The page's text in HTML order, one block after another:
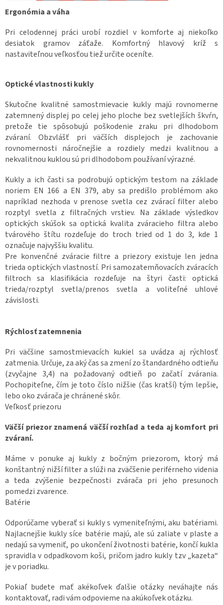
Ergonómia a váha
Pri celodennej práci urobí rozdiel v komforte aj niekoľko
desiatok gramov záťaže. Komfortný hlavový kríž s
nastaviteľnou veľkosťou tiež určite oceníte.
Optické vlastnosti kukly
Skutočne kvalitné samostmievacie kukly majú rovnomerne
zatemnený displej po celej jeho ploche bez svetlejších škvŕn,
pretože tie spôsobujú poškodenie zraku pri dlhodobom
zváraní. Obzvlášť pri väčších displejoch je zachovanie
rovnomernosti náročnejšie a rozdiely medzi kvalitnou a
nekvalitnou kuklou sú pri dlhodobom používaní výrazné.
Kukly a ich časti sa podrobujú optickým testom na základe
noriem EN 166 a EN 379, aby sa predišlo problémom ako
napríklad nezhoda v prenose svetla cez zvárací filter alebo
rozptyl svetla z filtračných vrstiev. Na základe výsledkov
optických skúšok sa optická kvalita zváracieho filtra alebo
tvárového štítu rozdeľuje do troch tried od 1 do 3, kde 1
označuje najvyššiu kvalitu.
Pre konvenčné zváracie filtre a priezory existuje len jedna
trieda optických vlastností. Pri samozatemňovacích zváracích
filtroch sa klasifikácia rozdeľuje na štyri časti: optická
trieda/rozptyl svetla/prenos svetla a voliteľné uhlové
závislosti.
Rýchlosť zatemnenia
Pri väčšine samostmievacích kukiel sa uvádza aj rýchlosť
zatmenia. Určuje, za aký čas sa zmení zo štandardného odtieňu
(zvyčajne 3,4) na požadovaný odtieň po začatí zvárania.
Pochopiteľne, čím je toto číslo nižšie (čas kratší) tým lepšie,
lebo oko zvárača je chránené skôr.
Veľkosť priezoru
Väčší priezor znamená väčší rozhľad a teda aj komfort pri
zváraní.‎
Máme v ponuke aj kukly z bočným priezorom, ktorý má
konštantný nižší filter a slúži na zväčšenie periférneho videnia
a teda zvýšenie bezpečnosti zvárača pri jeho presunoch
pomedzi zvarence.
Batérie
Odporúčame vyberať si kukly s vymeniteľnými, aku batériami.
Najlacnejšie kukly síce batérie majú, ale sú zaliate v plaste a
nedajú sa vymeniť, po ukončení životnosti batérie, končí kukla
spravidla v odpadkovom koši, pričom jadro kukly tzv „kazeta“
je v poriadku.
Pokiaľ budete mať akékoľvek ďalšie otázky neváhajte nás
kontaktovať, radi vám odpovieme na akúkoľvek otázku.